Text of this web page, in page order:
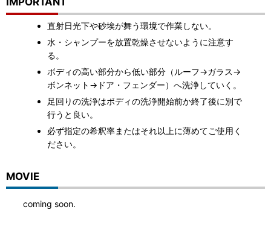
直射日光下や砂埃が舞う環境で作業しない。
水・シャンプーを放置乾燥させないように注意す
る。
ボディの高い部分から低い部分（ルーフ→ガラス→
ボンネット→ドア・フェンダー）へ洗浄していく。
足回りの洗浄はボディの洗浄開始前か終了後に別で
行うと良い。
必ず指定の希釈率またはそれ以上に薄めてご使用く
ださい。
MOVIE
coming soon.